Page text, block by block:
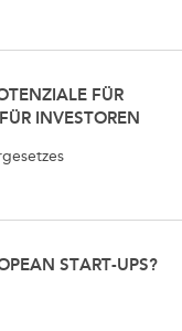
FÜR
INVESTOREN
START-UPS?